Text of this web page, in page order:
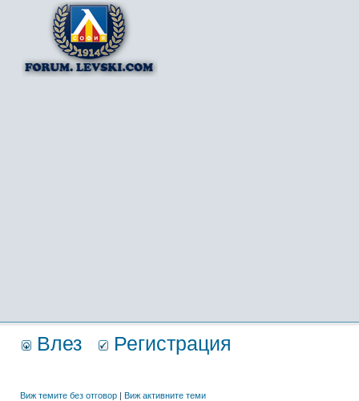
Влез Регистрация
Виж темите без отговор | Виж активните теми